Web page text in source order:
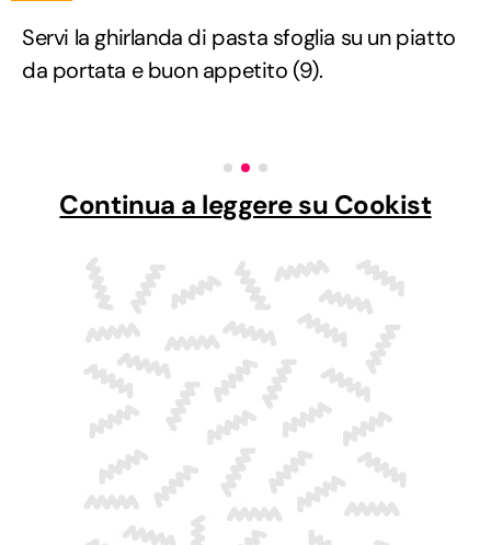
Servi la ghirlanda di pasta sfoglia su un piatto
da portata e buon appetito (9).
Continua a leggere su Cookist